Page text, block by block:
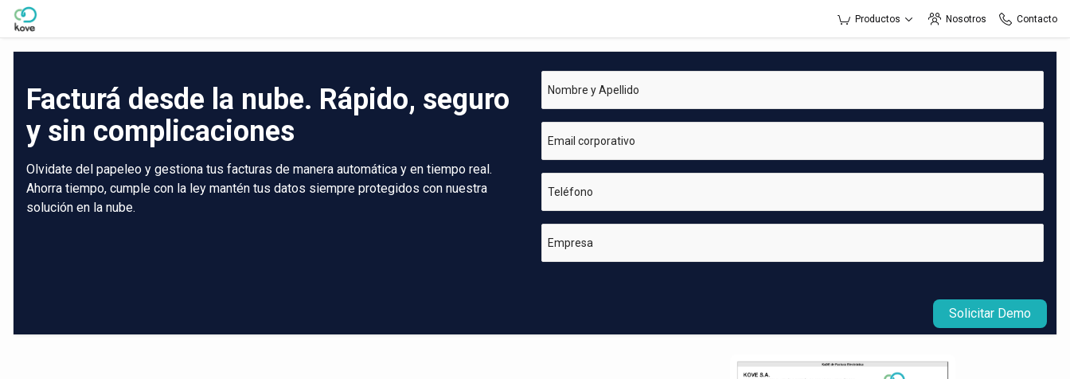
Skip to Main Content
Productos Nosotros Contacto
Facturá desde la nube. Rápido, seguro
y sin complicaciones
Olvidate del papeleo y gestiona tus facturas de manera automática y en tiempo real.
Ahorra tiempo, cumple con la ley mantén tus datos siempre protegidos con nuestra
solución en la nube.
Nombre y Apellido
Email corporativo
Teléfono
Empresa
Solicitar Demo